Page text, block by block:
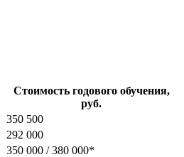
Стоимость годового обучения,
руб.
350 500
292 000
350 000 / 380 000*